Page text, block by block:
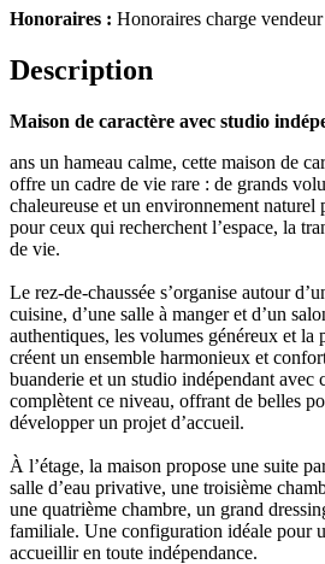
Honoraires : Honoraires charge vendeur
Description
Maison de caractère avec studio
ans un hameau calme, cette maison de
offre un cadre de vie rare : de grands
chaleureuse et un environnement naturel
pour ceux qui recherchent l’espace, la
de vie.
Le rez-de-chaussée s’organise autour
cuisine, d’une salle à manger et d’un
authentiques, les volumes généreux et la
créent un ensemble harmonieux et
buanderie et un studio indépendant avec
complètent ce niveau, offrant de belles
développer un projet d’accueil.
À l’étage, la maison propose une suite
salle d’eau privative, une troisième
une quatrième chambre, un grand
familiale. Une configuration idéale pour
accueillir en toute indépendance.